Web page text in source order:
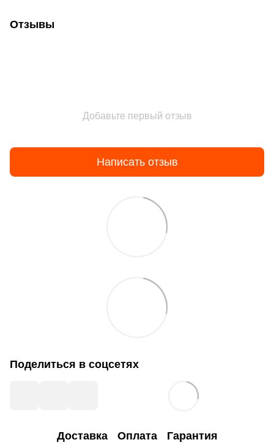
Отзывы
Добавьте первый отзыв
Написать отзыв
Поделиться в соцсетях
Доставка Оплата Гарантия